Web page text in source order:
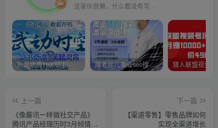
这家伙很懒，什么都没有写...
外面收费1980的抖音武动时空直播项目，无需真人出镜，实时互动直播【软件+详细教程】 薛老丝儿美业seo搜索流量落地课，一周暴涨20w粉丝，全干货讲解
上一篇
《像藤讯一样做社交产品》
腾讯产品经理历时3月倾情打
下一篇
【渠道零售】零售品牌如何
实现全渠道增长